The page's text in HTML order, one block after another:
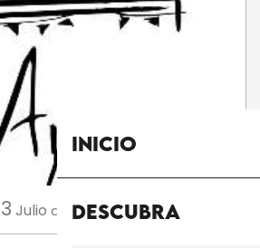
Inicio
Descubra
3 Julio al 13Agosto